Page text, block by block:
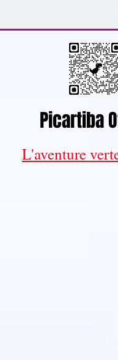
Picartiba
L'aventure